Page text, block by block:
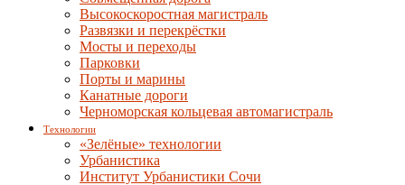
Высокоскоростная магистраль
Развязки и перекрёстки
Мосты и переходы
Парковки
Порты и марины
Канатные дороги
Черноморская кольцевая автомагистраль
Технологии
«Зелёные» технологии
Урбанистика
Институт Урбанистики Сочи